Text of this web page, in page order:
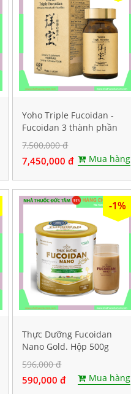
Yoho Triple Fucoidan -
Fucoidan 3 thành phần
tảo nâu. Hộp 120 viên
7,500,000 đ
7,450,000 đ Mua hàng
-1%
Thực Dưỡng Fucoidan
Nano Gold. Hộp 500g
596,000 đ
590,000 đ Mua hàng